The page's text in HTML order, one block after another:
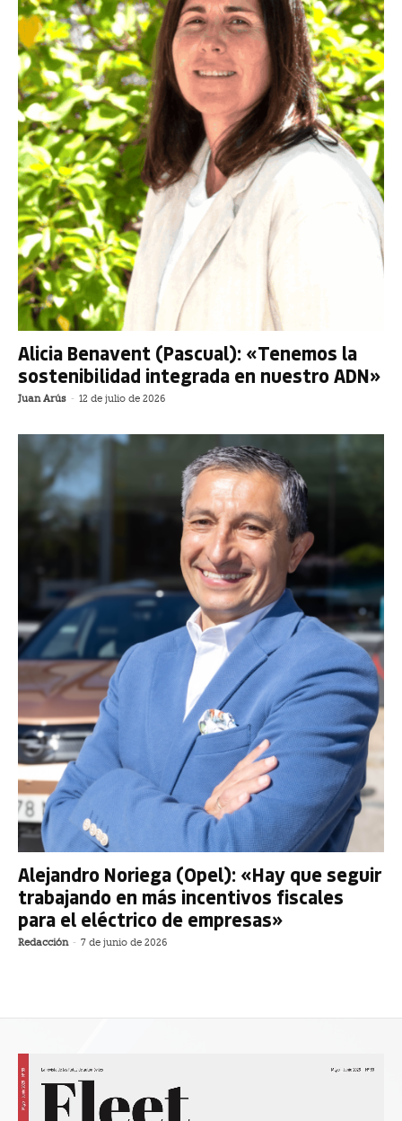
Alicia Benavent (Pascual): «Tenemos la
sostenibilidad integrada en nuestro ADN»
Juan Arús - 12 de julio de 2026
Alejandro Noriega (Opel): «Hay que seguir
trabajando en más incentivos fiscales
para el eléctrico de empresas»
Redacción - 7 de junio de 2026